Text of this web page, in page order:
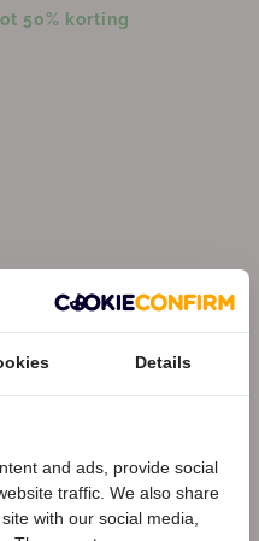
50% korting
outdoor-,
voor
Details
and ads, provide social
traffic. We also share
with our social media,
KEEN